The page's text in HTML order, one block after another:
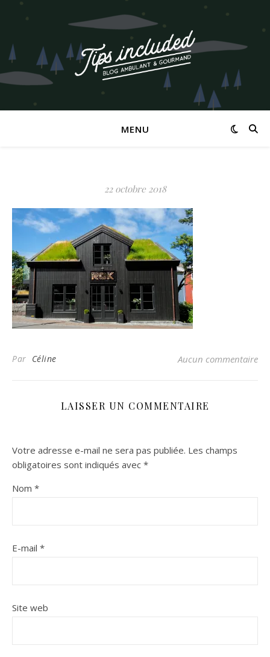
MENU
22 octobre 2018
Par Céline Aucun commentaire
LAISSER UN COMMENTAIRE
Votre adresse e-mail ne sera pas publiée. Les champs
obligatoires sont indiqués avec *
Nom *
E-mail *
Site web